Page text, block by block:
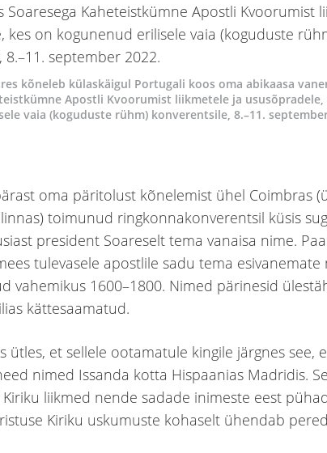
kõneleb külaskäigul Portugali koos oma abikaasa
Apostli Kvoorumist liikmetele ja ususõpradele,
vaia (koguduste rühm) konverentsile, 8.–11.
oma päritolust kõnelemist ühel Coimbras
toimunud ringkonnakonverentsil küsis
president Soareselt tema vanaisa nime.
tulevasele apostlile sadu tema esivanemate
vahemikus 1600–1800. Nimed pärinesid
kättesaamatud.
ütles, et sellele ootamatule kingile järgnes see,
nimed Issanda kotta Hispaanias Madridis.
liikmed nende sadade inimeste eest
Kiriku uskumuste kohaselt ühendab